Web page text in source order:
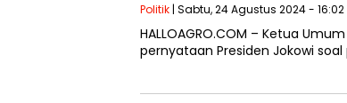
Politik | Sabtu, 24 Agustus 2024 - 16:02
HALLOAGRO.COM – Ketua
pernyataan Presiden Jokowi